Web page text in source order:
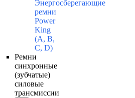
Энергосберегающие
ремни
Power
King
(A, B,
C, D)
Ремни
синхронные
(зубчатые)
силовые
трансмиссии